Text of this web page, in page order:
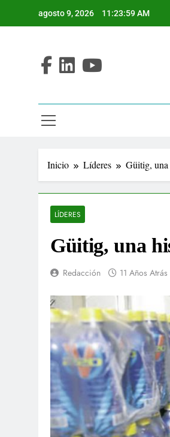
agosto 9, 2026 11:24:00 AM
Inicio Líderes Güitig, una
LÍDERES
Güitig, una
Redacción 11 Años Atrás